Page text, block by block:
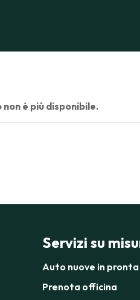
è più disponibile.
Servizi su
Auto nuove in
Prenota officina